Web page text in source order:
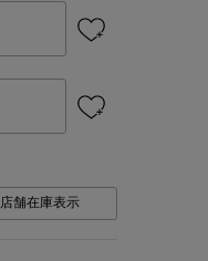
店舗在庫表示